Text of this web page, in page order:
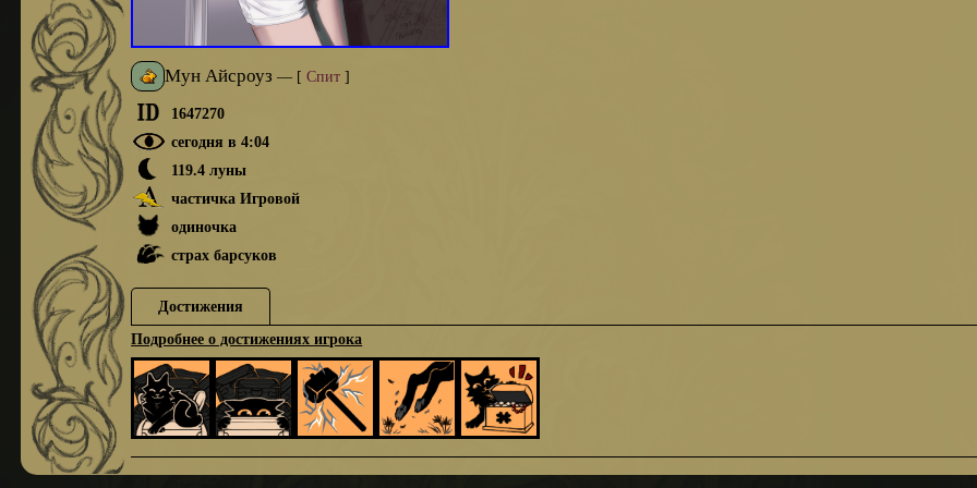
Мун Айсроуз — [ Спит]
1647270
сегодня в 4:04
119.4 луны
частичка Игровой
одиночка
страх барсуков
Достижения
Подробнее о достижениях игрока